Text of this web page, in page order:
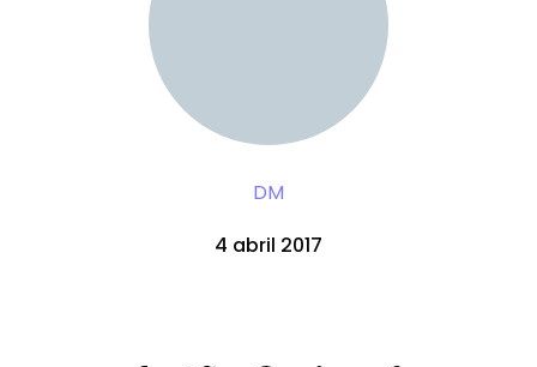
DM
4 abril 2017